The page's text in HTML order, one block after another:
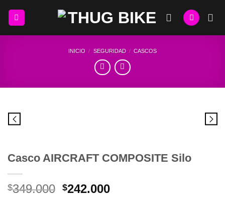
INICIO / SEGURIDAD / CASCOS
Casco AIRCRAFT COMPOSITE Silo
$349.000 El
$242.000El